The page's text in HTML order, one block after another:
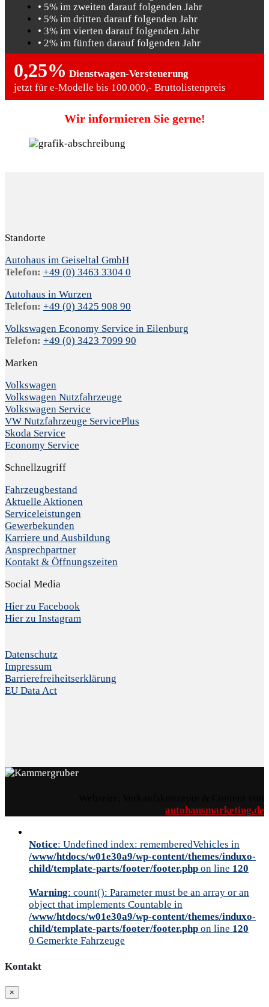
• 5% im zweiten darauf folgenden Jahr
• 5% im dritten darauf folgenden Jahr
• 3% im vierten darauf folgenden Jahr
• 2% im fünften darauf folgenden Jahr
0,25% Dienstwagen-Versteuerung
jetzt für e-Modelle bis 100.000,- Bruttolistenpreis
Wir informieren Sie gerne!
Standorte
Autohaus im Geiseltal GmbH
Telefon: +49 (0) 3463 3304 0
Autohaus in Wurzen
Telefon: +49 (0) 3425 908 90
Volkswagen Economy Service in Eilenburg
Telefon: +49 (0) 3423 7099 90
Marken
Volkswagen
Volkswagen Nutzfahrzeuge
Volkswagen Service
VW Nutzfahrzeuge ServicePlus
Skoda Service
Economy Service
Schnellzugriff
Fahrzeugbestand
Aktuelle Aktionen
Serviceleistungen
Gewerbekunden
Karriere und Ausbildung
Ansprechpartner
Kontakt & Öffnungszeiten
Social Media
Hier zu Facebook
Hier zu Instagram
Datenschutz
Impressum
Barrierefreiheitserklärung
EU Data Act
autohausmarketing.de
Notice: Undefined index: rememberedVehicles in
/www/htdocs/w01e30a9/wp-content/themes/induxo-
child/template-parts/footer/footer.php on line 120
Warning: count(): Parameter must be an array or an
object that implements Countable in
/www/htdocs/w01e30a9/wp-content/themes/induxo-
child/template-parts/footer/footer.php on line 120
0 Gemerkte Fahrzeuge
Kontakt
×